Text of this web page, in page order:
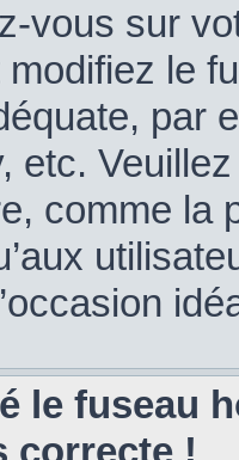
vous sur
modifiez le
par
etc.
comme la
le fuseau
correcte !